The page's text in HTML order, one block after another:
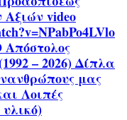
video
Απόστολος
– 2026) Δίπλα
μας
Λοιπές